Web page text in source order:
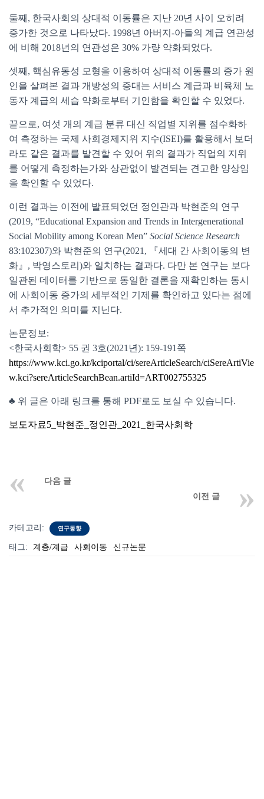
둘째, 한국사회의 상대적 이동률은 지난 20년 사이 오히려
증가한 것으로 나타났다. 1998년 아버지-아들의 계급 연관성
에 비해 2018년의 연관성은 30% 가량 약화되었다.
셋째, 핵심유동성 모형을 이용하여 상대적 이동률의 증가 원
인을 살펴본 결과 개방성의 증대는 서비스 계급과 비육체 노
동자 계급의 세습 약화로부터 기인함을 확인할 수 있었다.
끝으로, 여섯 개의 계급 분류 대신 직업별 지위를 점수화하
여 측정하는 국제 사회경제지위 지수(ISEI)를 활용해서 보더
라도 같은 결과를 발견할 수 있어 위의 결과가 직업의 지위
를 어떻게 측정하는가와 상관없이 발견되는 견고한 양상임
을 확인할 수 있었다.
이런 결과는 이전에 발표되었던 정인관과 박현준의 연구
(2019, “Educational Expansion and Trends in Intergenerational
Social Mobility among Korean Men” Social Science Research
83:102307)와 박현준의 연구(2021, 『세대 간 사회이동의 변
화』, 박영스토리)와 일치하는 결과다. 다만 본 연구는 보다
일관된 데이터를 기반으로 동일한 결론을 재확인하는 동시
에 사회이동 증가의 세부적인 기제를 확인하고 있다는 점에
서 추가적인 의미를 지닌다.
논문정보:
<한국사회학> 55 권 3호(2021년): 159-191쪽
https://www.kci.go.kr/kciportal/ci/sereArticleSearch/ciSereArtiVie
w.kci?sereArticleSearchBean.artiId=ART002755325
♣ 위 글은 아래 링크를 통해 PDF로도 보실 수 있습니다.
보도자료5_박현준_정인관_2021_한국사회학
다음 글
이전 글
카테고리: 연구동향
태그: 계층/계급 사회이동 신규논문